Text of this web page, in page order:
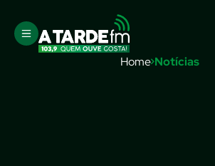
Home Notícias